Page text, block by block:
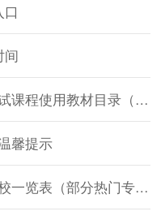
间
2026年青海省高等教育自学考试课程使用教材目录（2025年11月更新）
馨提示
2026年青海自考专业及主考院校一览表（部分热门专业）